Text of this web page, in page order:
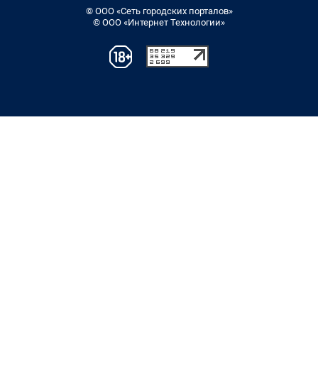
© ООО «Сеть городских порталов»
© ООО «Интернет Технологии»